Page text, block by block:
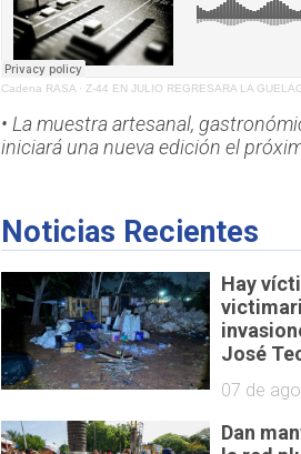
Cadena RASA· Z-44 EN JULIO REGRESARA LA
• La muestra artesanal,
iniciará una nueva edición el
Noticias Recientes
Hay
José
07 de
Dan